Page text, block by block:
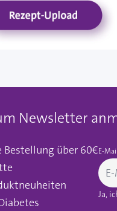
Newsletter
über 60€E-
Ja,